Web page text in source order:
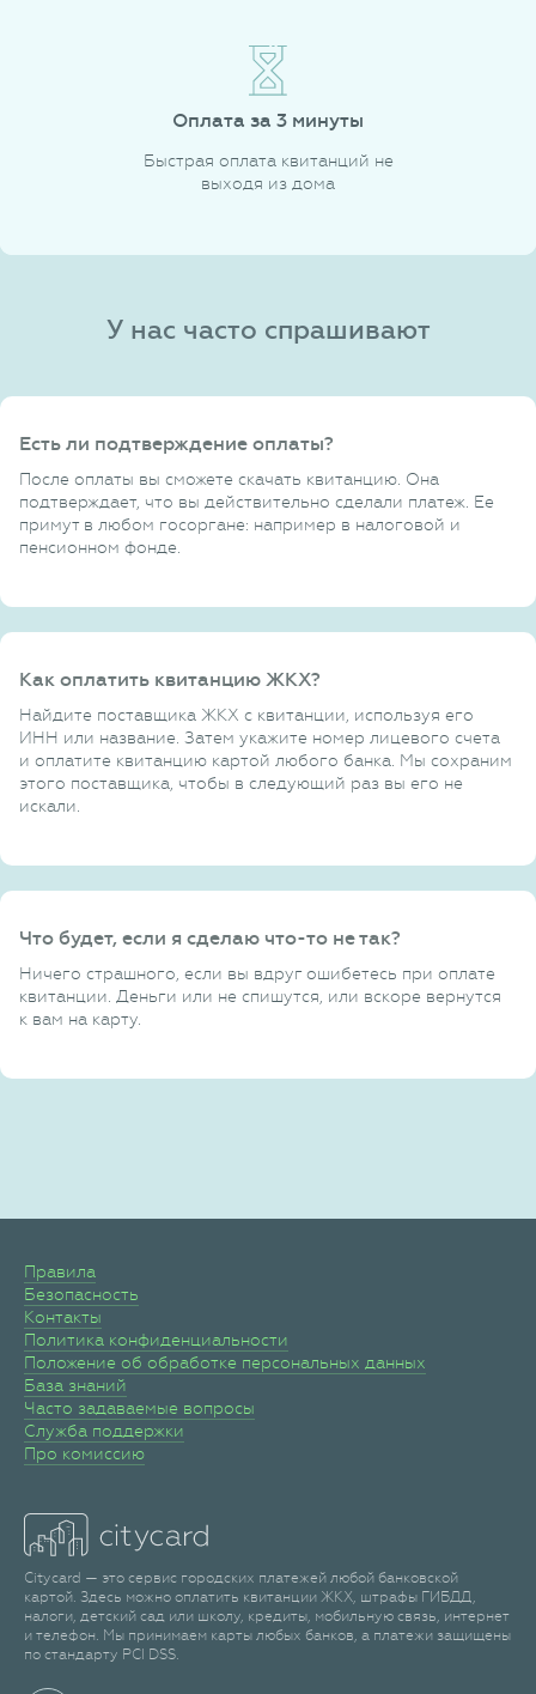
Оплата за 3 минуты
Быстрая оплата квитанций не
выходя из дома
У нас часто спрашивают
Есть ли подтверждение оплаты?
После оплаты вы сможете скачать квитанцию. Она
подтверждает, что вы действительно сделали платеж. Ее
примут в любом госоргане: например в налоговой и
пенсионном фонде.
Как оплатить квитанцию ЖКХ?
Найдите поставщика ЖКХ с квитанции, используя его
ИНН или название. Затем укажите номер лицевого счета
и оплатите квитанцию картой любого банка. Мы сохраним
этого поставщика, чтобы в следующий раз вы его не
искали.
Что будет, если я сделаю что-то не так?
Ничего страшного, если вы вдруг ошибетесь при оплате
квитанции. Деньги или не спишутся, или вскоре вернутся
к вам на карту.
Правила
Безопасность
Контакты
Политика конфиденциальности
Положение об обработке персональных данных
База знаний
Часто задаваемые вопросы
Служба поддержки
Про комиссию
Citycard — это сервис городских платежей любой банковской
картой. Здесь можно оплатить квитанции ЖКХ, штрафы ГИБДД,
налоги, детский сад или школу, кредиты, мобильную связь, интернет
и телефон. Мы принимаем карты любых банков, а платежи защищены
по стандарту PCI DSS.